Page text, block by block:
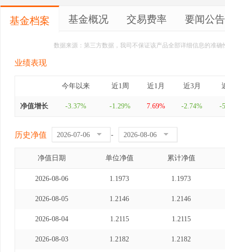
基金档案 基金概况 交易费率 要闻公告
数据来源：第三方数据，我司不保证该产品全部详细信息的准
业绩表现
今年以来 近1周 近1月 近3月
净值增长 -3.37% -1.29% 7.69% -2.74% -
历史净值 -
净值日期 单位净值 累计净值
2026-08-06 1.1973 1.1973
2026-08-05 1.2146 1.2146
2026-08-04 1.2115 1.2115
2026-08-03 1.2182 1.2182